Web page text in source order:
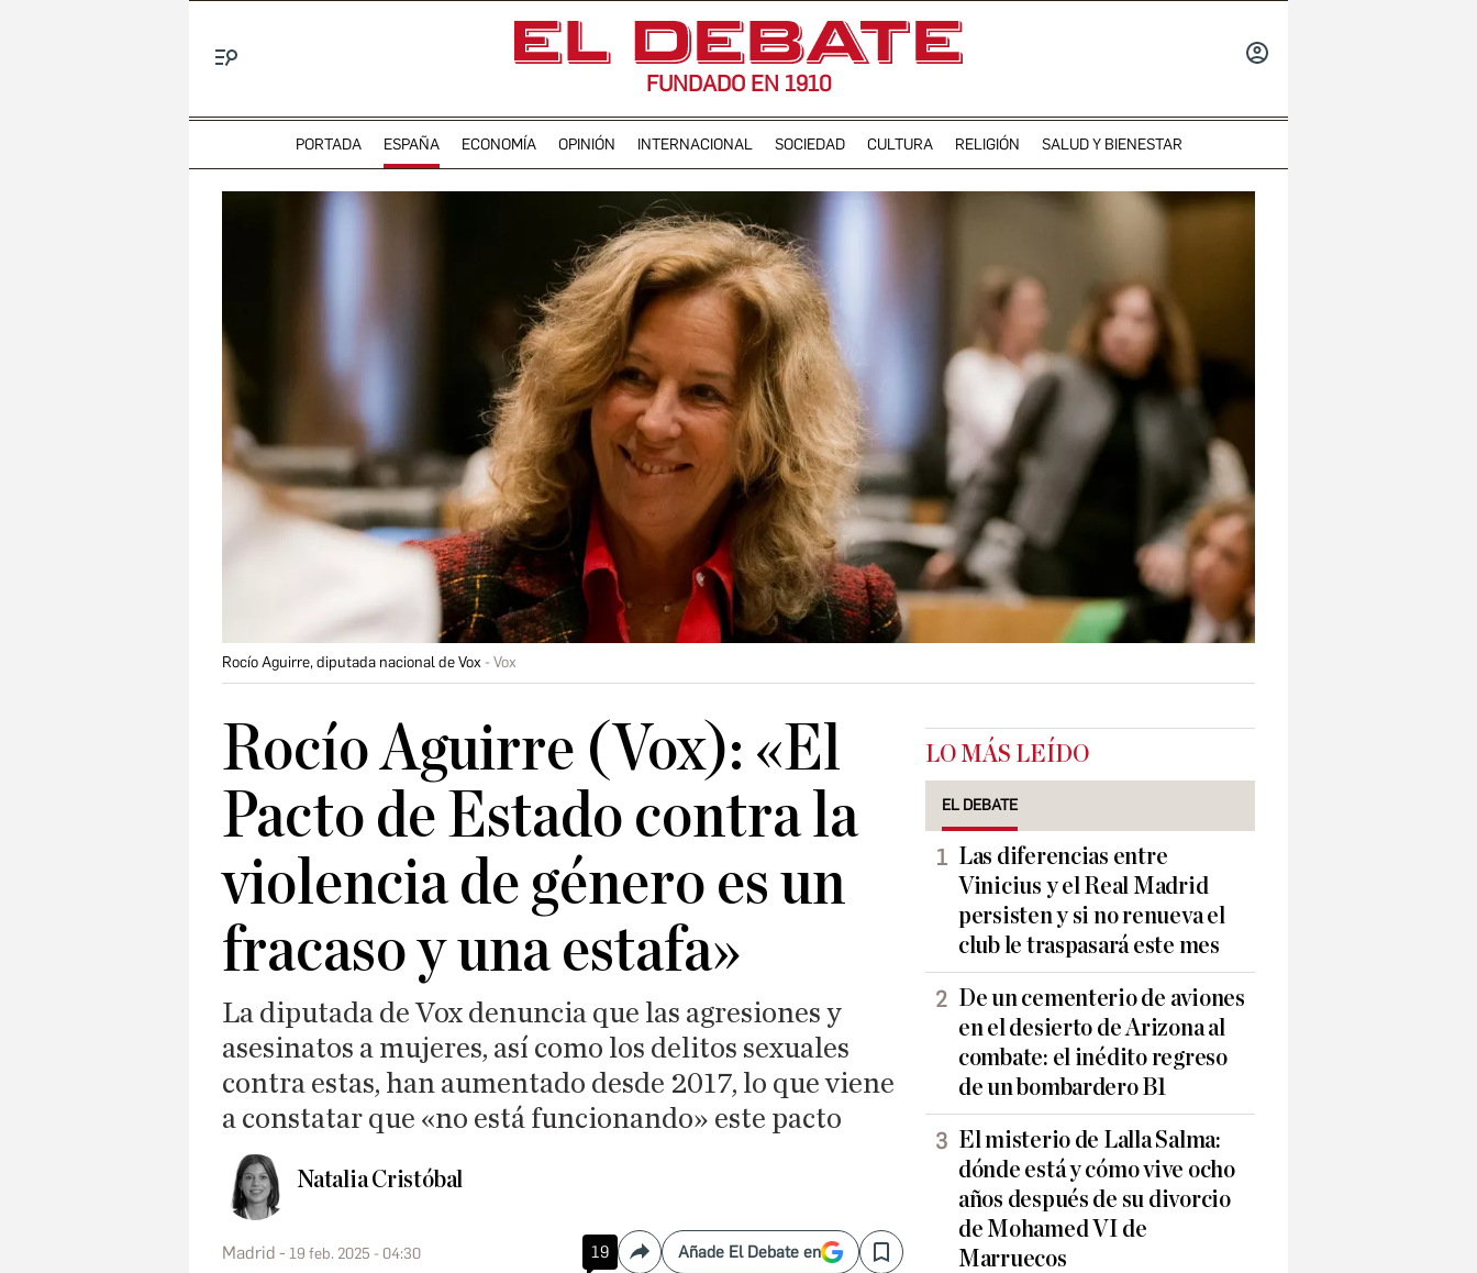
FUNDADO EN 1910
PORTADA ESPAÑA ECONOMÍA OPINIÓN INTERNACIONAL SOCIEDAD CULTURA RELIGIÓN SALUD Y BIENESTAR
Rocío Aguirre, diputada nacional de Vox Vox
Rocío Aguirre (Vox): «El
Pacto de Estado contra la
violencia de género es un
fracaso y una estafa»
La diputada de Vox denuncia que las agresiones y
asesinatos a mujeres, así como los delitos sexuales
contra estas, han aumentado desde 2017, lo que viene
a constatar que «no está funcionando» este pacto
Natalia Cristóbal
Madrid 19 feb. 2025 - 04:30 19 CompartirAñade El Debate en Save
LO MÁS LEÍDO
EL DEBATE
Las diferencias entre
Vinicius y el Real Madrid
persisten y si no renueva el
club le traspasará este mes
De un cementerio de aviones
en el desierto de Arizona al
combate: el inédito regreso
de un bombardero B1
El misterio de Lalla Salma:
dónde está y cómo vive ocho
años después de su divorcio
de Mohamed VI de
Marruecos